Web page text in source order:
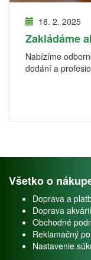
18. 2. 2025
Zakládáme
Nabízíme
dodání a
Všetko o
Doprava a
Doprava akvárií
Obchodné
Reklamačný
Nastavenie